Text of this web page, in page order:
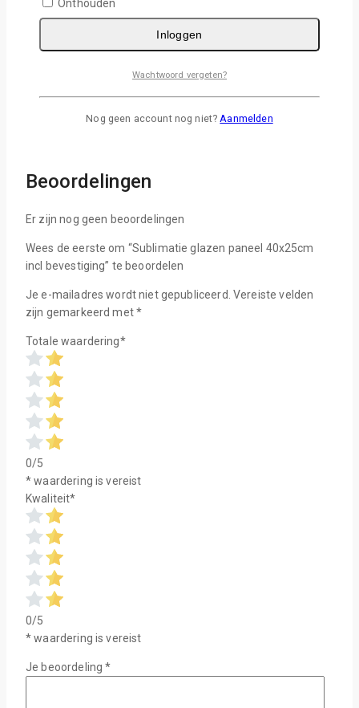
uw eigendom. Schroeven aan de muur met 4 tapeinden
Afmeting: 40x25cm
Beoordelingen
Er zijn nog geen beoordelingen
Wees de eerste om “Sublimatie glazen paneel 40x25cm
incl bevestiging” te beoordelen
Je e-mailadres wordt niet gepubliceerd. Vereiste velden
zijn gemarkeerd met*
Totale waardering*
0/5
* waardering is vereist
Kwaliteit*
0/5
* waardering is vereist
Je beoordeling*
Onthouden
Inloggen
Wachtwoord vergeten?
Nog geen account nog niet?Aanmelden